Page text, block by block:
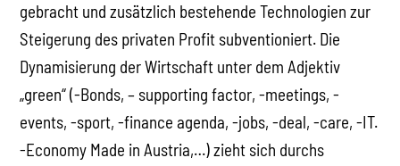
gebracht und zusätzlich bestehende Technologien zur
Steigerung des privaten Profit subventioniert. Die
Dynamisierung der Wirtschaft unter dem Adjektiv
„green“ (-Bonds, – supporting factor, -meetings, -
events, -sport, -finance agenda, -jobs, -deal, -care, -IT.
-Economy Made in Austria,…) zieht sich durchs